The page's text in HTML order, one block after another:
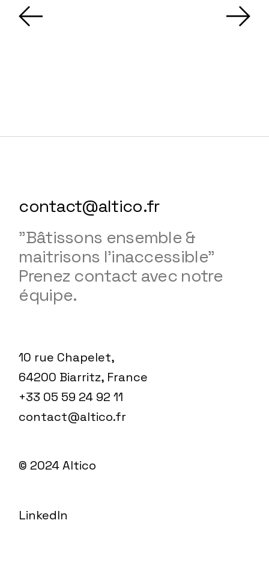
contact@altico.fr
"Bâtissons ensemble &
maitrisons l'inaccessible"
Prenez contact avec notre
équipe.
10 rue Chapelet,
64200 Biarritz, France
+33 05 59 24 92 11
contact@altico.fr
© 2024Altico
LinkedIn